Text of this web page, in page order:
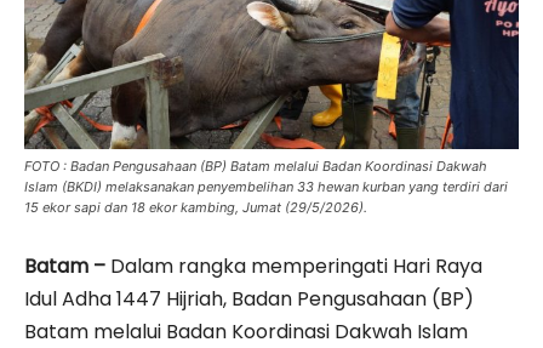
FOTO : Badan Pengusahaan (BP) Batam melalui Badan Koordinasi Dakwah
Islam (BKDI) melaksanakan penyembelihan 33 hewan kurban yang terdiri dari
15 ekor sapi dan 18 ekor kambing, Jumat (29/5/2026).
Batam – Dalam rangka memperingati Hari Raya
Idul Adha 1447 Hijriah, Badan Pengusahaan (BP)
Batam melalui Badan Koordinasi Dakwah Islam